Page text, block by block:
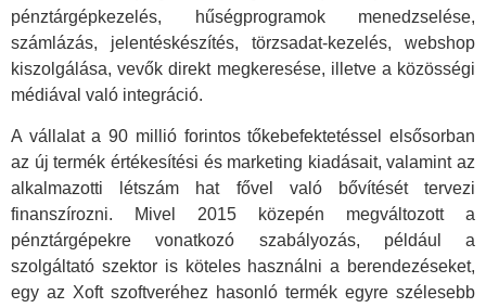
pénztárgépkezelés, hűségprogramok menedzselése,
számlázás, jelentéskészítés, törzsadat-kezelés, webshop
kiszolgálása, vevők direkt megkeresése, illetve a közösségi
médiával való integráció.
A vállalat a 90 millió forintos tőkebefektetéssel elsősorban
az új termék értékesítési és marketing kiadásait, valamint az
alkalmazotti létszám hat fővel való bővítését tervezi
finanszírozni. Mivel 2015 közepén megváltozott a
pénztárgépekre vonatkozó szabályozás, például a
szolgáltató szektor is köteles használni a berendezéseket,
egy az Xoft szoftveréhez hasonló termék egyre szélesebb